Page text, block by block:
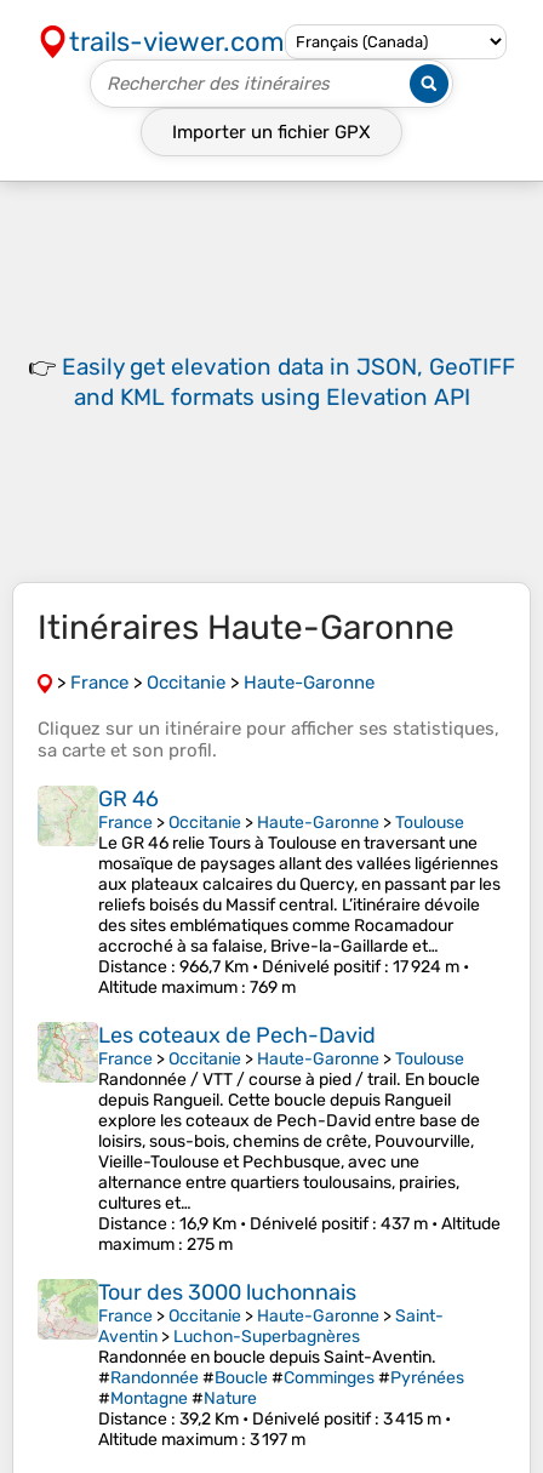
trails-viewer.com
Importer un fichier GPX
👉 Easily get elevation data in JSON, GeoTIFF
and KML formats using Elevation API
Itinéraires Haute-Garonne
> France > Occitanie > Haute-Garonne
Cliquez sur un itinéraire pour afficher ses statistiques,
sa carte et son profil.
GR 46
France >Occitanie > Haute-Garonne >Toulouse
Le GR 46 relie Tours à Toulouse en traversant une
mosaïque de paysages allant des vallées ligériennes
aux plateaux calcaires du Quercy, en passant par les
reliefs boisés du Massif central. L’itinéraire dévoile
des sites emblématiques comme Rocamadour
accroché à sa falaise, Brive-la-Gaillarde et…
Distance : 966,7 Km • Dénivelé positif: 17 924 m •
Altitude maximum : 769 m
Les coteaux de Pech-David
France >Occitanie > Haute-Garonne >Toulouse
Randonnée / VTT / course à pied / trail. En boucle
depuis Rangueil. Cette boucle depuis Rangueil
explore les coteaux de Pech-David entre base de
loisirs, sous-bois, chemins de crête, Pouvourville,
Vieille-Toulouse et Pechbusque, avec une
alternance entre quartiers toulousains, prairies,
cultures et…
Distance : 16,9 Km • Dénivelé positif: 437 m •Altitude
maximum : 275 m
Tour des 3000 luchonnais
France >Occitanie > Haute-Garonne >Saint-
Aventin > Luchon-Superbagnères
Randonnée en boucle depuis Saint-Aventin.
#Randonnée#Boucle#Comminges#Pyrénées
#Montagne#Nature
Distance : 39,2 Km • Dénivelé positif: 3 415 m •
Altitude maximum : 3 197 m